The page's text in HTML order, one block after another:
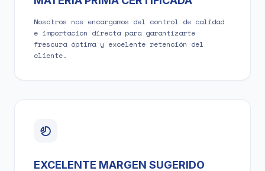
Nosotros nos encargamos del control de calidad
e importación directa para garantizarte
frescura óptima y excelente retención del
cliente.
EXCELENTE MARGEN SUGERIDO